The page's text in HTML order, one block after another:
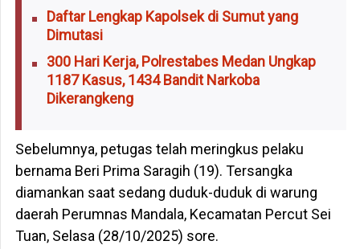
Daftar Lengkap Kapolsek di Sumut yang
Dimutasi
300 Hari Kerja, Polrestabes Medan Ungkap
1187 Kasus, 1434 Bandit Narkoba
Dikerangkeng
Sebelumnya, petugas telah meringkus pelaku
bernama Beri Prima Saragih (19). Tersangka
diamankan saat sedang duduk-duduk di warung
daerah Perumnas Mandala, Kecamatan Percut Sei
Tuan, Selasa (28/10/2025) sore.